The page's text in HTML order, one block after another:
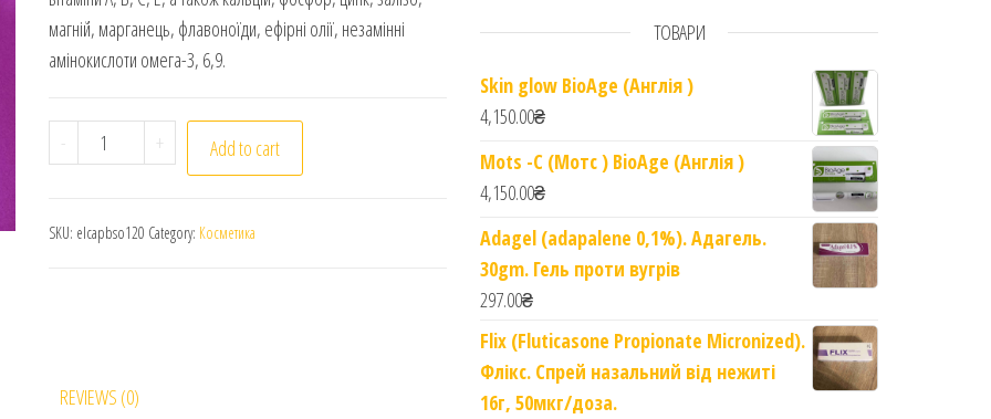
магній, марганець, флавоноїди, ефірні олії, незамінні
амінокислоти омега-3, 6,9.
- El Captain. Натуральна Олія Чорного Кмину. 120мл. Black Seed Oil quantity
+ Add to cart
SKU: elcapbso120 Category: Косметика
REVIEWS (0)
ТОВАРИ
Skin glow BioAge (Англія )
4,150.00₴
Mots -C (Мотс ) BioAge (Англія )
4,150.00₴
Adagel (adapalene 0,1%). Адагель.
30gm. Гель проти вугрів
297.00₴
Flix (Fluticasone Propionate Micronized).
Флікс. Спрей назальний від нежиті
16г, 50мкг/доза.